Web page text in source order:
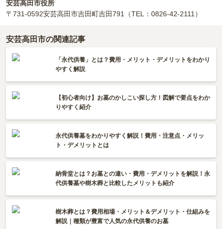
安芸高田市役所
〒731-0592安芸高田市吉田町吉田791 （TEL：0826-42-2111）
安芸高田市の関連記事
「永代供養」とは？費用・メリット・デメリットをわかり
やすく解説
【初心者向け】お墓のかしこい探し方！図解で要点をわか
りやすく紹介
永代供養墓をわかりやすく解説！費用・注意点・メリッ
ト・デメリットとは
納骨堂とは？お墓との違い・費用・デメリットを解説！永
代供養墓や樹木葬と比較したメリットも紹介
樹木葬とは？費用相場・メリット＆デメリット・仕組みを
解説｜種類が豊富で人気の永代供養のお墓